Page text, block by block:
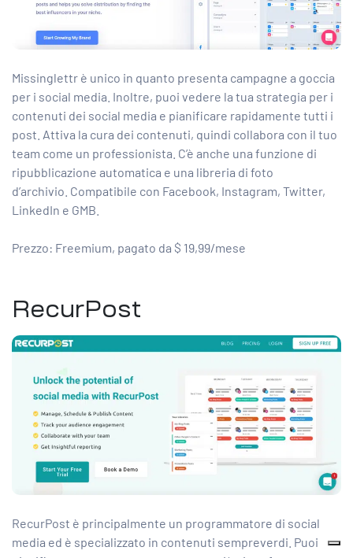
Missinglettr è unico in quanto presenta campagne a goccia
per i social media. Inoltre, puoi vedere la tua strategia per i
contenuti dei social media e pianificare rapidamente tutti i
post. Attiva la cura dei contenuti, quindi collabora con il tuo
team come un professionista. C’è anche una funzione di
ripubblicazione automatica e una libreria di foto
d’archivio. Compatibile con Facebook, Instagram, Twitter,
LinkedIn e GMB.
Prezzo: Freemium, pagato da $ 19,99/mese
RecurPost
RecurPost è principalmente un programmatore di social
media ed è specializzato in contenuti sempreverdi. Puoi